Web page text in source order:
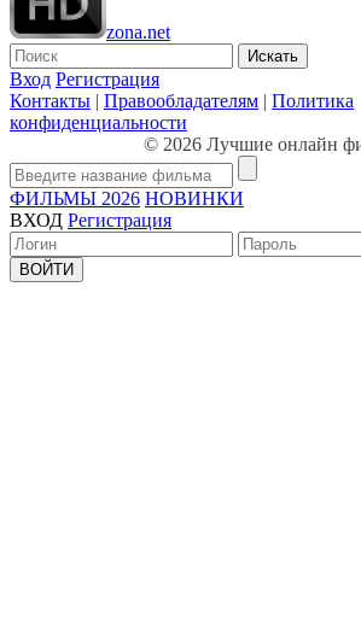
zona.net
Искать
Вход Регистрация
Контакты | Правообладателям | Политика
конфиденциальности
© 2026 Лучшие онлайн
ФИЛЬМЫ 2026 НОВИНКИ
ВХОД Регистрация